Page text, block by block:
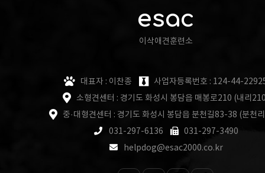
esac
이삭애견훈련소
대표자 : 이찬종
사업자등록번호 : 124-44-
소형견센터 : 경기도 화성시 봉담읍 매봉로210 (내리
중·대형견센터 : 경기도 화성시 봉담읍 분천길83-38 (분천
031-297-6136
031-297-3490
helpdog@esac2000.co.kr